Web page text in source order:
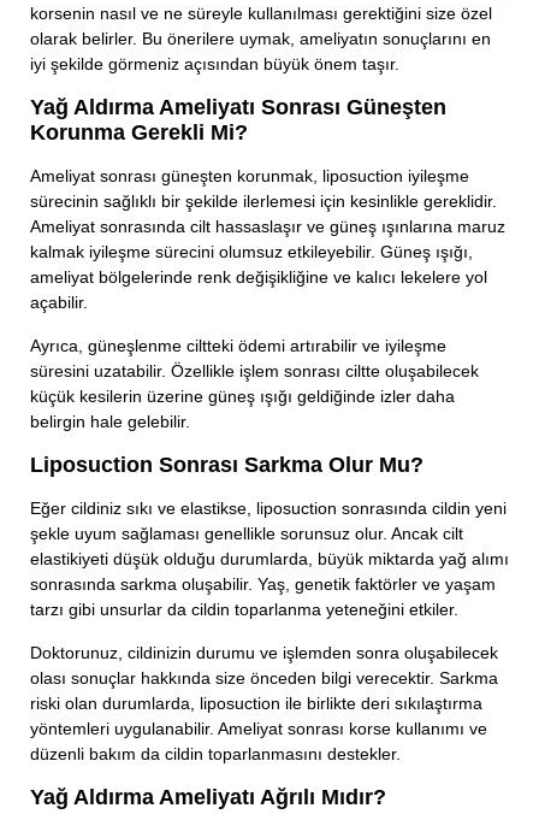
korsenin nasıl ve ne süreyle kullanılması gerektiğini size özel
olarak belirler. Bu önerilere uymak, ameliyatın sonuçlarını en
iyi şekilde görmeniz açısından büyük önem taşır.
Yağ Aldırma Ameliyatı Sonrası Güneşten
Korunma Gerekli Mi?
Ameliyat sonrası güneşten korunmak, liposuction iyileşme
sürecinin sağlıklı bir şekilde ilerlemesi için kesinlikle gereklidir.
Ameliyat sonrasında cilt hassaslaşır ve güneş ışınlarına maruz
kalmak iyileşme sürecini olumsuz etkileyebilir. Güneş ışığı,
ameliyat bölgelerinde renk değişikliğine ve kalıcı lekelere yol
açabilir.
Ayrıca, güneşlenme ciltteki ödemi artırabilir ve iyileşme
süresini uzatabilir. Özellikle işlem sonrası ciltte oluşabilecek
küçük kesilerin üzerine güneş ışığı geldiğinde izler daha
belirgin hale gelebilir.
Liposuction Sonrası Sarkma Olur Mu?
Eğer cildiniz sıkı ve elastikse, liposuction sonrasında cildin yeni
şekle uyum sağlaması genellikle sorunsuz olur. Ancak cilt
elastikiyeti düşük olduğu durumlarda, büyük miktarda yağ alımı
sonrasında sarkma oluşabilir. Yaş, genetik faktörler ve yaşam
tarzı gibi unsurlar da cildin toparlanma yeteneğini etkiler.
Doktorunuz, cildinizin durumu ve işlemden sonra oluşabilecek
olası sonuçlar hakkında size önceden bilgi verecektir. Sarkma
riski olan durumlarda, liposuction ile birlikte deri sıkılaştırma
yöntemleri uygulanabilir. Ameliyat sonrası korse kullanımı ve
düzenli bakım da cildin toparlanmasını destekler.
Yağ Aldırma Ameliyatı Ağrılı Mıdır?
Adınız Soyadınız
Telefon Numaranız
E-Mail Adresiniz
Konu
Mesajınız